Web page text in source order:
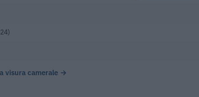
visura camerale →